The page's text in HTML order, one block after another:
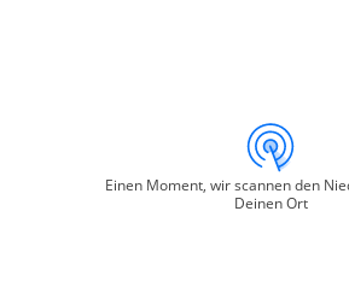
Einen Moment, wir scannen den
Deinen Ort